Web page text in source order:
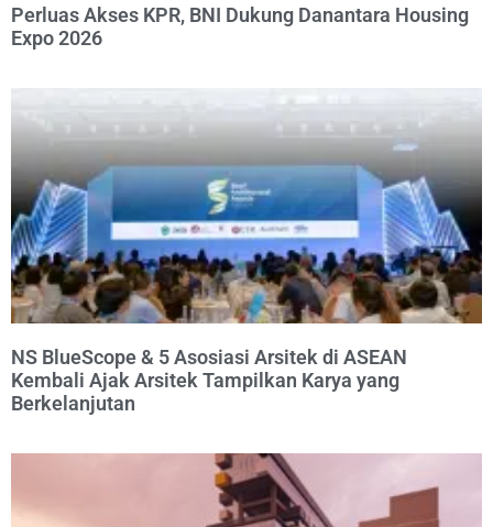
Perluas Akses KPR, BNI Dukung Danantara Housing
Expo 2026
NS BlueScope & 5 Asosiasi Arsitek di ASEAN
Kembali Ajak Arsitek Tampilkan Karya yang
Berkelanjutan